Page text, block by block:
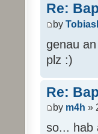
Re:
by
genau
plz :)
Re:
by m4h »
so... hab